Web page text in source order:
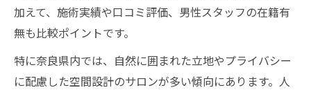
加えて、施術実績や口コミ評価、男性スタッフの在籍有
無も比較ポイントです。
特に奈良県内では、自然に囲まれた立地やプライバシー
に配慮した空間設計のサロンが多い傾向にあります。人